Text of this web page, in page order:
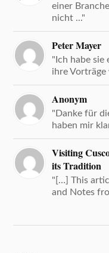
einer
nicht ..."
Peter Mayer
"Ich habe sie
ihre Vorträge
Anonym
"Danke für
haben mir
Visiting
its Tradition
"[…] This
and Notes